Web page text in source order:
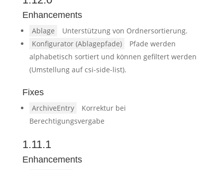
Enhancements
Ablage
Unterstützung von Ordnersortierung.
Konfigurator (Ablagepfade)
Pfade werden
alphabetisch sortiert und können gefiltert werden
(Umstellung auf csi-side-list).
Fixes
ArchiveEntry
Korrektur bei
Berechtigungsvergabe
1.11.1
Enhancements